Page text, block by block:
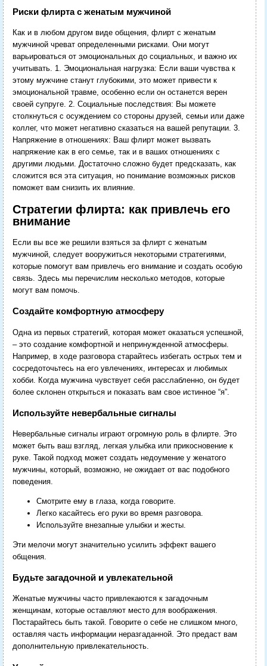
Риски флирта с женатым мужчиной
Как и в любом другом виде общения, флирт с женатым
мужчиной чреват определенными рисками. Они могут
варьироваться от эмоциональных до социальных, и важно их
учитывать. 1. Эмоциональная нагрузка: Если ваши чувства к
этому мужчине станут глубокими, это может привести к
эмоциональной травме, особенно если он останется верен
своей супруге. 2. Социальные последствия: Вы можете
столкнуться с осуждением со стороны друзей, семьи или даже
коллег, что может негативно сказаться на вашей репутации. 3.
Напряжение в отношениях: Ваш флирт может вызвать
напряжение как в его семье, так и в ваших отношениях с
другими людьми. Достаточно сложно будет предсказать, как
сложится вся эта ситуация, но понимание возможных рисков
поможет вам снизить их влияние.
Стратегии флирта: как привлечь его
внимание
Если вы все же решили взяться за флирт с женатым
мужчиной, следует вооружиться некоторыми стратегиями,
которые помогут вам привлечь его внимание и создать особую
связь. Здесь мы перечислим несколько методов, которые
могут вам помочь.
Создайте комфортную атмосферу
Одна из первых стратегий, которая может оказаться успешной,
– это создание комфортной и непринужденной атмосферы.
Например, в ходе разговора старайтесь избегать острых тем и
сосредоточьтесь на его увлечениях, интересах и любимых
хобби. Когда мужчина чувствует себя расслабленно, он будет
более склонен открыться и показать вам свое истинное “я”.
Используйте невербальные сигналы
Невербальные сигналы играют огромную роль в флирте. Это
может быть ваш взгляд, легкая улыбка или прикосновение к
руке. Такой подход может создать недоумение у женатого
мужчины, который, возможно, не ожидает от вас подобного
поведения.
Смотрите ему в глаза, когда говорите.
Легко касайтесь его руки во время разговора.
Используйте внезапные улыбки и жесты.
Эти мелочи могут значительно усилить эффект вашего
общения.
Будьте загадочной и увлекательной
Женатые мужчины часто привлекаются к загадочным
женщинам, которые оставляют место для воображения.
Постарайтесь быть такой. Говорите о себе не слишком много,
оставляя часть информации неразгаданной. Это предаст вам
дополнительную привлекательность.